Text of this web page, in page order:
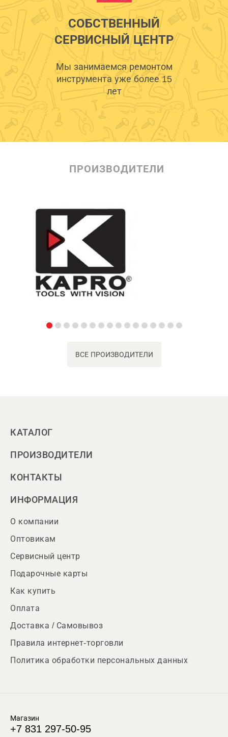
СОБСТВЕННЫЙ
СЕРВИСНЫЙ ЦЕНТР
Мы занимаемся ремонтом
инструмента уже более 15
лет
ПРОИЗВОДИТЕЛИ
ВСЕ ПРОИЗВОДИТЕЛИ
КАТАЛОГ
ПРОИЗВОДИТЕЛИ
КОНТАКТЫ
ИНФОРМАЦИЯ
О компании
Оптовикам
Сервисный центр
Подарочные карты
Как купить
Оплата
Доставка / Самовывоз
Правила интернет-торговли
Политика обработки персональных данных
Магазин
+7 831 297-50-95